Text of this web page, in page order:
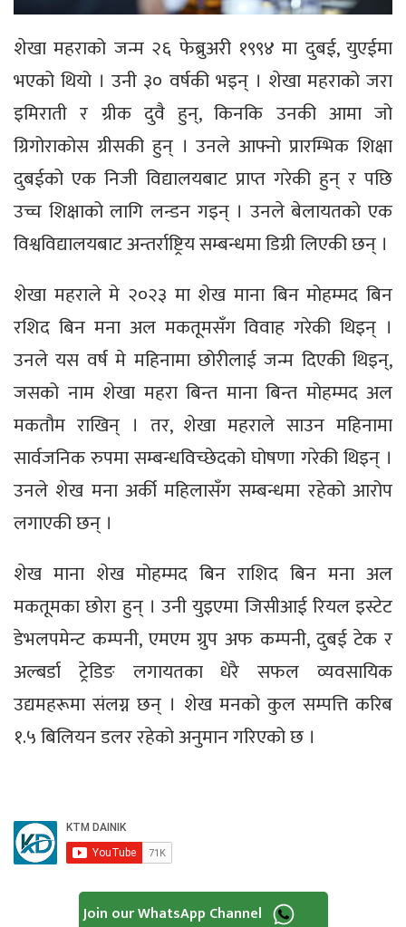
शेखा महराको जन्म २६ फेब्रुअरी १९९४ मा दुबई, युएईमा
भएको थियो । उनी ३० वर्षकी भइन् । शेखा महराको जरा
इमिराती र ग्रीक दुवै हुन्, किनकि उनकी आमा जो
ग्रिगोराकोस ग्रीसकी हुन् । उनले आफ्नो प्रारम्भिक शिक्षा
दुबईको एक निजी विद्यालयबाट प्राप्त गरेकी हुन् र पछि
उच्च शिक्षाको लागि लन्डन गइन् । उनले बेलायतको एक
विश्वविद्यालयबाट अन्तर्राष्ट्रिय सम्बन्धमा डिग्री लिएकी छन् ।
शेखा महराले मे २०२३ मा शेख माना बिन मोहम्मद बिन
रशिद बिन मना अल मकतूमसँग विवाह गरेकी थिइन् ।
उनले यस वर्ष मे महिनामा छोरीलाई जन्म दिएकी थिइन्,
जसको नाम शेखा महरा बिन्त माना बिन्त मोहम्मद अल
मकतौम राखिन् । तर, शेखा महराले साउन महिनामा
सार्वजनिक रुपमा सम्बन्धविच्छेदको घोषणा गरेकी थिइन् ।
उनले शेख मना अर्की महिलासँग सम्बन्धमा रहेको आरोप
लगाएकी छन् ।
शेख माना शेख मोहम्मद बिन राशिद बिन मना अल
मकतूमका छोरा हुन् । उनी युइएमा जिसीआई रियल इस्टेट
डेभलपमेन्ट कम्पनी, एमएम ग्रुप अफ कम्पनी, दुबई टेक र
अल्बर्डा ट्रेडिङ लगायतका धेरै सफल व्यवसायिक
उद्यमहरूमा संलग्न छन् । शेख मनको कुल सम्पत्ति करिब
१.५ बिलियन डलर रहेको अनुमान गरिएको छ ।
Join our WhatsApp Channel